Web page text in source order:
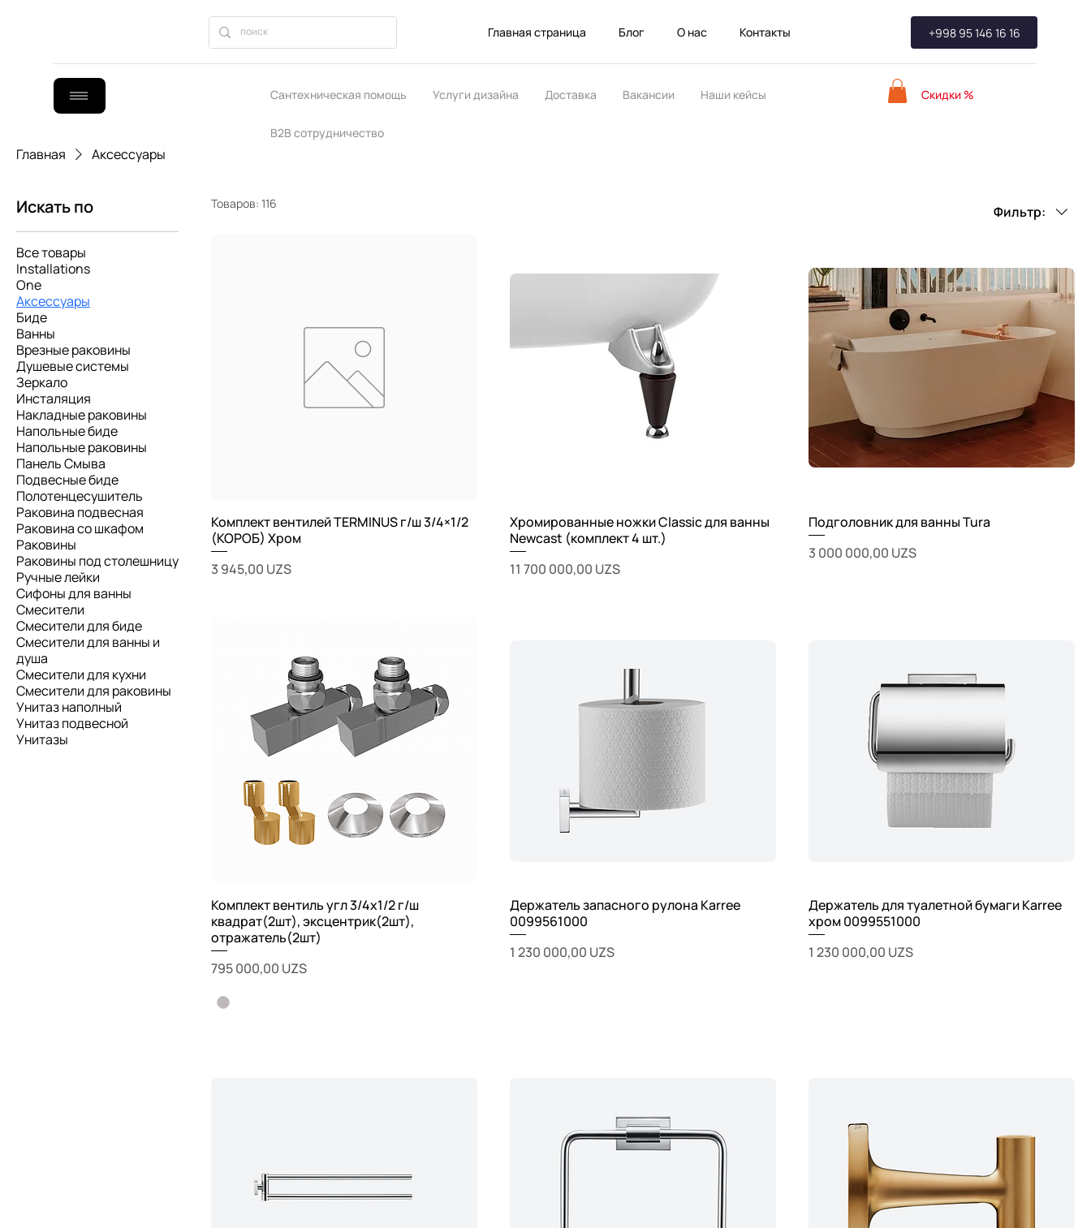
Главная страница Блог О нас Контакты +998 95 146 16 16
Сантехническая помощь Услуги дизайна Доставка Вакансии Наши кейсы
B2B сотрудничество
Скидки %
Главная Аксессуары
Искать по
Все товары
Installations
One
Аксессуары
Биде
Ванны
Врезные раковины
Душевые системы
Зеркало
Инсталяция
Накладные раковины
Напольные биде
Напольные раковины
Панель Смыва
Подвесные биде
Полотенцесушитель
Раковина подвесная
Раковина со шкафом
Раковины
Раковины под столешницу
Ручные лейки
Сифоны для ванны
Смесители
Смесители для биде
Смесители для ванны и
душа
Смесители для кухни
Смесители для раковины
Унитаз наполный
Унитаз подвесной
Унитазы
Товаров: 116 Фильтр:
Комплект вентилей TERMINUS г/ш 3/4×1/2
(КОРОБ) Хром
Цена
3 945,00 UZS
Хромированные ножки Classic для ванны
Newcast (комплект 4 шт.)
Цена
11 700 000,00 UZS
Подголовник для ванны Tura
Цена
3 000 000,00 UZS
Комплект вентиль угл 3/4х1/2 г/ш
квадрат(2шт), эксцентрик(2шт),
отражатель(2шт)
Цена
795 000,00 UZS
Держатель запасного рулона Karree
0099561000
Цена
1 230 000,00 UZS
Держатель для туалетной бумаги Karree
хром 0099551000
Цена
1 230 000,00 UZS